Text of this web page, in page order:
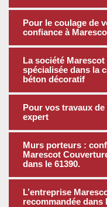
Pour le coulage de
confiance à
La société
spécialisée dans la
béton décoratif
Pour vos travaux
expert
Murs porteurs :
Marescot
dans le 61390.
L’entreprise
recommandée dans